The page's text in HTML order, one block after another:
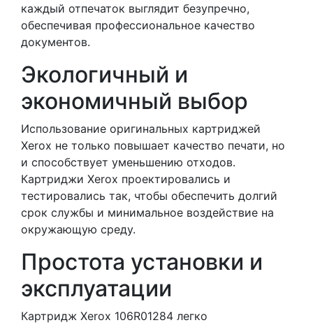
каждый отпечаток выглядит безупречно,
обеспечивая профессиональное качество
документов.
Экологичный и
экономичный выбор
Использование оригинальных картриджей
Xerox не только повышает качество печати, но
и способствует уменьшению отходов.
Картриджи Xerox проектировались и
тестировались так, чтобы обеспечить долгий
срок службы и минимальное воздействие на
окружающую среду.
Простота установки и
эксплуатации
Картридж Xerox 106R01284 легко